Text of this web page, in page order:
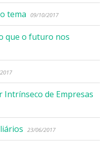
tema 09/10/2017
que o futuro nos
Intrínseco de Empresas
23/06/2017